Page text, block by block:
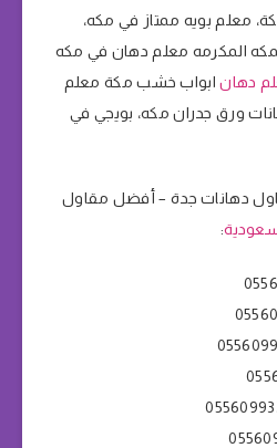
معلم بويه ممتاز في مكه،
المكرمه معلم دهان في مكه
دهانابواب خشب مكة معلم
ورق جدران مكه، بويجي في
دهانات جدة – أفضل مقاول
: